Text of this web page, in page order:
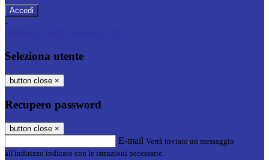
-
Seleziona utente
button close ×
Recupero password
button close ×
E-mail Verrà inviato un messaggio
all'indirizzo indicato con le istruzioni necessarie.